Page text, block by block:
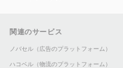
関連のサービス
ノバセル（広告のプラットフォーム）
ハコベル（物流のプラットフォーム）